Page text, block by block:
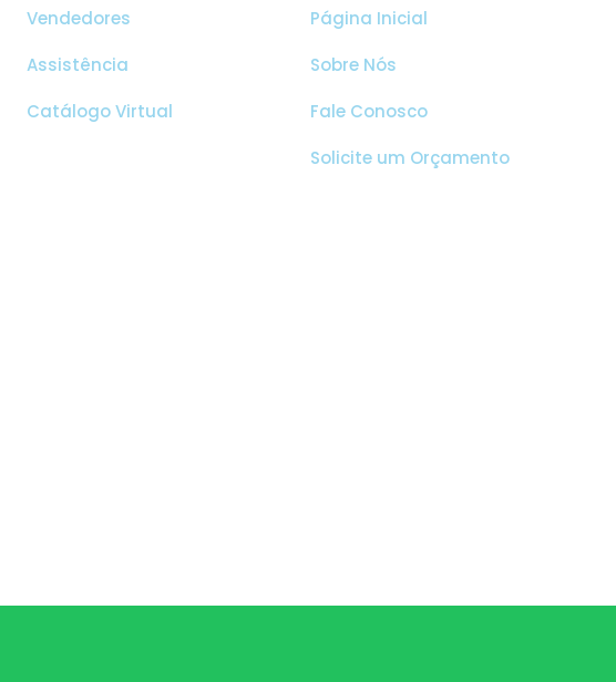
Vendedores
Assistência
Catálogo Virtual
Página Inicial
Sobre Nós
Fale Conosco
Solicite um Orçamento